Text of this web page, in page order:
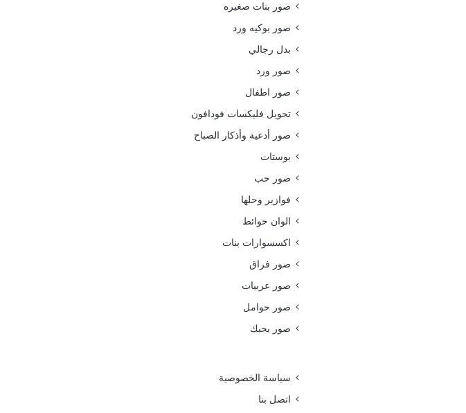
صور بنات صغيره
صور بوكيه ورد
بدل رجالي
صور ورد
صور اطفال
تحويل فليكسات فودافون
صور أدعية وأذكار الصباح
بوستات
صور حب
فوازير وحلها
الوان حوائط
اكسسوارات بنات
صور فراق
صور عربيات
صور حوامل
صور بحبك
سياسة الخصوصية
اتصل بنا